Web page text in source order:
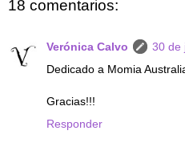
18 comentarios:
Verónica Calvo
30 de
Dedicado a Momia
Gracias!!!
Responder